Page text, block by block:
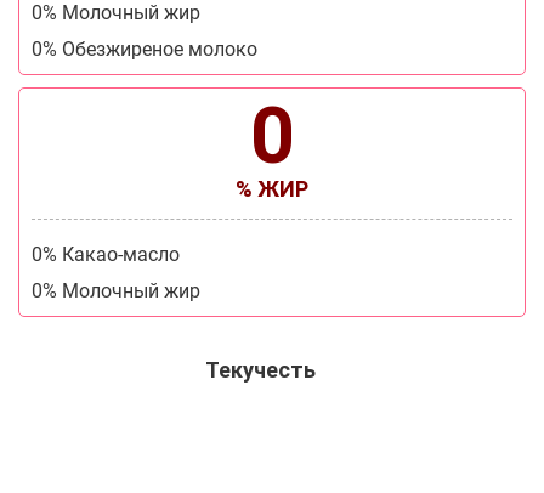
0% Молочный жир
0% Обезжиреное молоко
0
% ЖИР
0% Какао-масло
0% Молочный жир
Текучесть